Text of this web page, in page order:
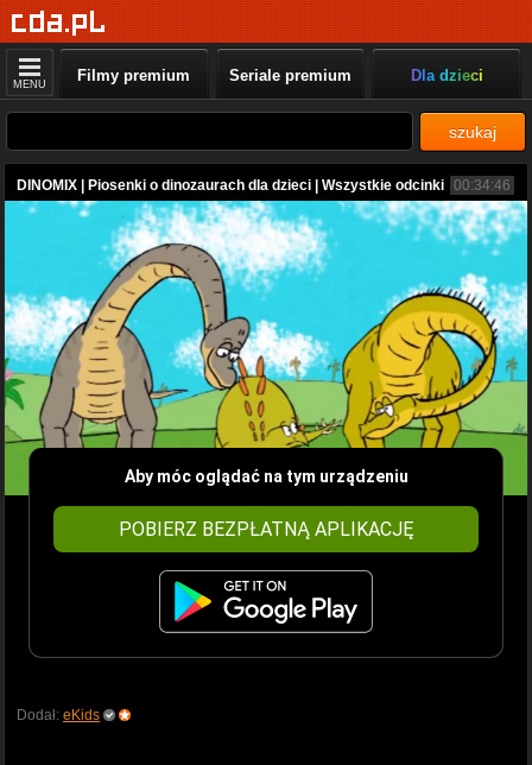
MENU Filmy premium Seriale premium Dla dzieci
szukaj
DINOMIX | Piosenki o dinozaurach dla dzieci | Wszystkie odcinki 00:34:46
Aby móc oglądać na tym urządzeniu
POBIERZ BEZPŁATNĄ APLIKACJĘ
Dodał: eKids